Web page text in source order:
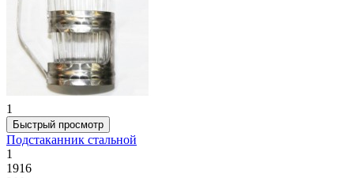
1
Быстрый просмотр
Подстаканник стальной
1
1916